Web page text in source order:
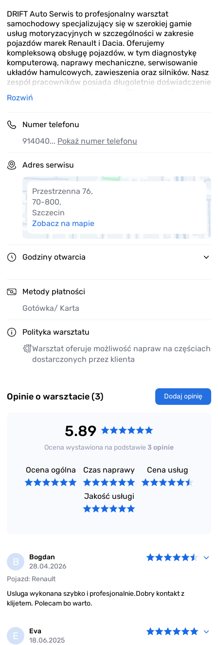
DRIFT Auto Serwis to profesjonalny warsztat
samochodowy specjalizujący się w szerokiej gamie
usług motoryzacyjnych w szczególności w zakresie
pojazdów marek Renault i Dacia. Oferujemy
kompleksową obsługę pojazdów, w tym diagnostykę
komputerową, naprawy mechaniczne, serwisowanie
układów hamulcowych, zawieszenia oraz silników. Nasz
zespół pracowników posiada długoletnie doświadczenie
naszych klientów, oferując szybkie terminy realizacji
problemu z Twoim pojazdem, Drift Auto Serwis to
gwarancja solidności i profesjonalizmu
Rozwiń
Numer telefonu
914040... Pokaż numer telefonu
Adres serwisu
Przestrzenna 76,
70-800,
Szczecin
Zobacz na mapie
Godziny otwarcia
Metody płatności
Gotówka/ Karta
Polityka warsztatu
Warsztat oferuje możliwość napraw na częściach
dostarczonych przez klienta
Opinie o warsztacie (3) Dodaj opinię
5.89
Ocena wystawiona na podstawie 3 opinie
Ocena ogólna Czas naprawy Cena usług
Jakość usługi
B
Bogdan
28.04.2026
Pojazd: Renault
Usluga wykonana szybko i profesjonalnie.Dobry kontakt z
klijetem. Polecam bo warto.
E
Eva
18.06.2025